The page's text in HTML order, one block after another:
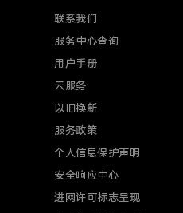
联系我们
服务中心查询
用户手册
云服务
以旧换新
服务政策
个人信息保护声明
安全响应中心
进网许可标志呈现